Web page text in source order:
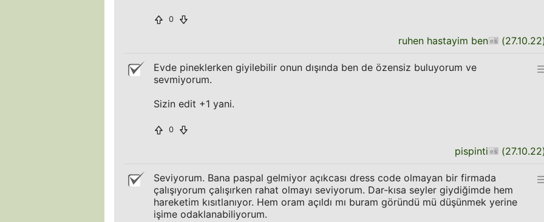
0
ruhen hastayim ben (27.10.22
Evde pineklerken giyilebilir onun dışında ben de özensiz buluyorum ve
sevmiyorum.
Sizin edit +1 yani.
0
pispinti (27.10.22
Seviyorum. Bana paspal gelmiyor açıkcası dress code olmayan bir firmada
çalışıyorum çalışırken rahat olmayı seviyorum. Dar-kısa seyler giydiğimde hem
hareketim kısıtlanıyor. Hem oram açıldı mı buram göründü mü düşünmek yerine
işime odaklanabiliyorum.